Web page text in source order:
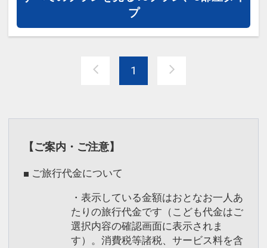
す。(通常：1回５００円)
アオアヲビーチランドにある絶景釣り堀
う！(バケツ・タモ・軍手を貸出いたしま
営業時間： 10：00～17：00
す。
●3歳～小学生のお子様に「たぬきのお
金」をご用意
お子様おひとり様につき500両(100両×5
※画像をクリック/タップで拡大しま
す。
※画像をクリック/タップで拡大しま
プ
1
【ご案内・ご注意】
■ ご旅行代金について
・表示している金額はおとなお一人あ
たりの旅行代金です（こども代金はご
選択内容の確認画面に表示されま
す）。消費税等諸税、サービス料を含